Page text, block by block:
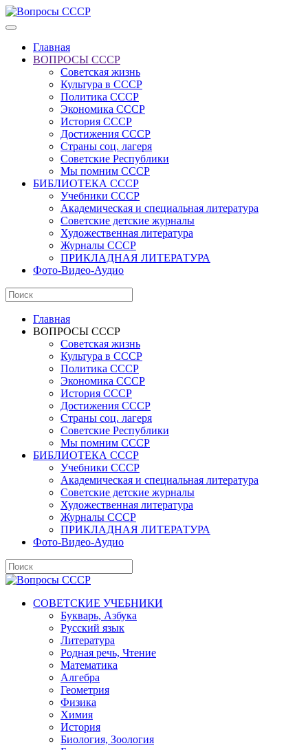
Главная
ВОПРОСЫ СССР
Советская жизнь
Культура в СССР
Политика СССР
Экономика СССР
История СССР
Достижения СССР
Страны соц. лагеря
Советские Республики
Мы помним СССР
БИБЛИОТЕКА СССР
Учебники СССР
Академическая и специальная литература
Советские детские журналы
Художественная литература
Журналы СССР
ПРИКЛАДНАЯ ЛИТЕРАТУРА
Фото-Видео-Аудио
Главная
ВОПРОСЫ СССР
Советская жизнь
Культура в СССР
Политика СССР
Экономика СССР
История СССР
Достижения СССР
Страны соц. лагеря
Советские Республики
Мы помним СССР
БИБЛИОТЕКА СССР
Учебники СССР
Академическая и специальная литература
Советские детские журналы
Художественная литература
Журналы СССР
ПРИКЛАДНАЯ ЛИТЕРАТУРА
Фото-Видео-Аудио
СОВЕТСКИЕ УЧЕБНИКИ
Букварь, Азбука
Русский язык
Литература
Родная речь, Чтение
Математика
Алгебра
Геометрия
Физика
Химия
История
Биология, Зоология